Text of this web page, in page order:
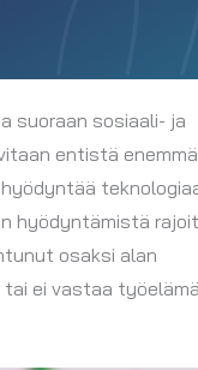
suoraan sosiaali- ja
entistä
hyödyntämistä
osaksi alan
ei vastaa